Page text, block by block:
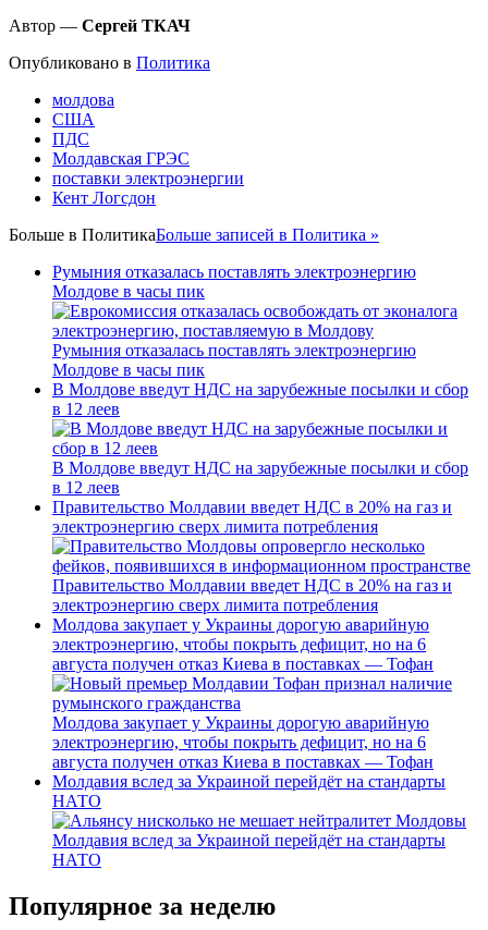
Автор — Сергей ТКАЧ
Опубликовано в Политика
молдова
США
ПДС
Молдавская ГРЭС
поставки электроэнергии
Кент Логсдон
Больше в ПолитикаБольше записей в Политика »
Румыния отказалась поставлять электроэнергию
Молдове в часы пик
Румыния отказалась поставлять электроэнергию
Молдове в часы пик
В Молдове введут НДС на зарубежные посылки и сбор
в 12 леев
В Молдове введут НДС на зарубежные посылки и сбор
в 12 леев
Правительство Молдавии введет НДС в 20% на газ и
электроэнергию сверх лимита потребления
Правительство Молдавии введет НДС в 20% на газ и
электроэнергию сверх лимита потребления
Молдова закупает у Украины дорогую аварийную
электроэнергию, чтобы покрыть дефицит, но на 6
августа получен отказ Киева в поставках — Тофан
Молдова закупает у Украины дорогую аварийную
электроэнергию, чтобы покрыть дефицит, но на 6
августа получен отказ Киева в поставках — Тофан
Молдавия вслед за Украиной перейдёт на стандарты
НАТО
Молдавия вслед за Украиной перейдёт на стандарты
НАТО
Популярное за неделю